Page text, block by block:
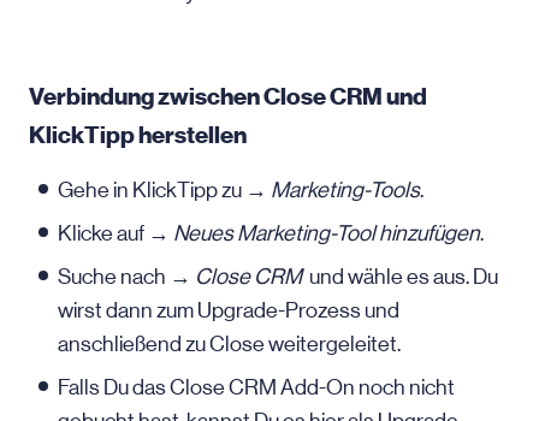
Verbindung zwischen Close CRM und
KlickTipp herstellen
Gehe in KlickTipp zu → Marketing-Tools.
Klicke auf → Neues Marketing-Tool hinzufügen.
Suche nach → Close CRMund wähle es aus. Du
wirst dann zum Upgrade-Prozess und
anschließend zu Close weitergeleitet.
Falls Du das Close CRM Add-On noch nicht